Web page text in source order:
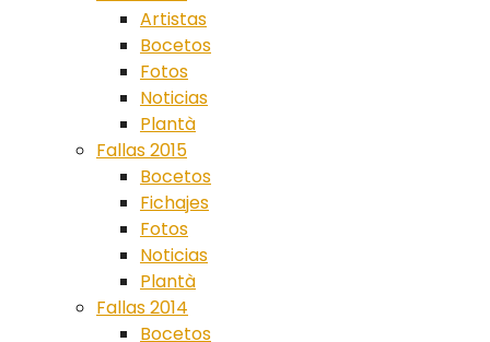
Artistas
Bocetos
Fotos
Noticias
Plantà
Fallas 2015
Bocetos
Fichajes
Fotos
Noticias
Plantà
Fallas 2014
Bocetos